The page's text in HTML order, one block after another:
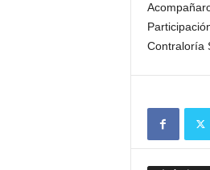
Contraloría